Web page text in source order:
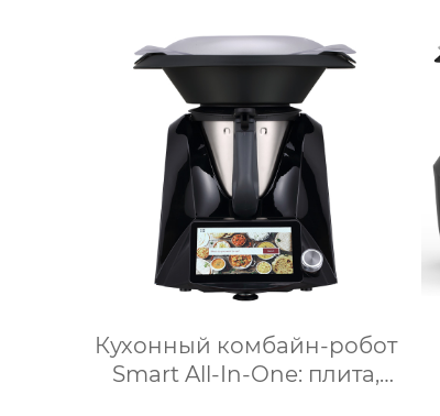
макияжа, тройное
увеличительное зеркало
для макияжа с
подсветкой
Кухонный комбайн-робот
Smart All-In-One: плита,